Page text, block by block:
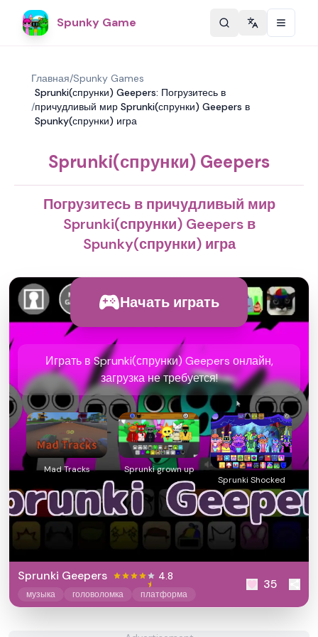
Spunky Game Change
Главная/Spunky Games
/
Sprunki(спрунки) Geepers: Погрузитесь в
причудливый мир Sprunki(спрунки) Geepers в
Spunky(спрунки) игра
Sprunki(спрунки) Geepers
Погрузитесь в причудливый мир
Sprunki(спрунки) Geepers в
Spunky(спрунки) игра
Начать играть
Играть в Sprunki(спрунки) Geepers онлайн,
загрузка не требуется!
Mad Tracks
Sprunki grown up
Sprunki Shocked
Sprunki Geepers 4.8
музыка головоломка платформа
35